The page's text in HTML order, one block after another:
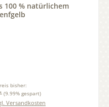
100 % natürlichem
bisher:
(9.99% gespart)
Versandkosten